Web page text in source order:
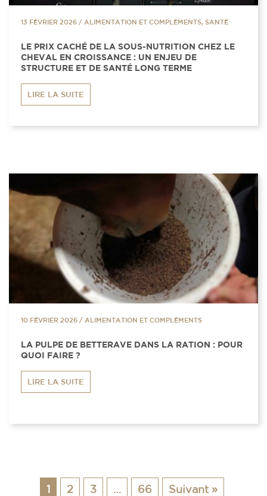
13 FÉVRIER 2026 / ALIMENTATION ET COMPLÉMENTS, SANTÉ
LE PRIX CACHÉ DE LA SOUS-NUTRITION CHEZ LE
CHEVAL EN CROISSANCE : UN ENJEU DE
STRUCTURE ET DE SANTÉ LONG TERME
LIRE LA SUITE
10 FÉVRIER 2026 / ALIMENTATION ET COMPLÉMENTS
LA PULPE DE BETTERAVE DANS LA RATION : POUR
QUOI FAIRE ?
LIRE LA SUITE
1 2 3 … 66 Suivant »